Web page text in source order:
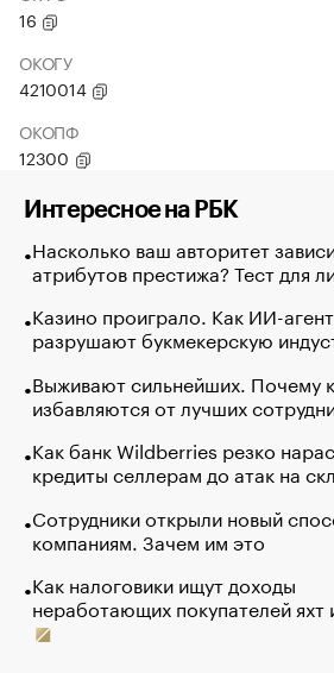
16
ОКОГУ
4210014
ОКОПФ
12300
Интересное на РБК
Насколько ваш авторитет
атрибутов престижа? Тест для
Казино проиграло. Как ИИ-
разрушают букмекерскую
Выживают сильнейших. Почему
избавляются от лучших
Как банк Wildberries резко
кредиты селлерам до атак на
Сотрудники открыли новый
компаниям. Зачем им это
Как налоговики ищут доходы
неработающих покупателей яхт